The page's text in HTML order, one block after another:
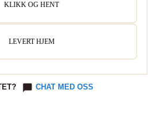
KLIKK OG HENT
LEVERT HJEM
CHAT MED OSS